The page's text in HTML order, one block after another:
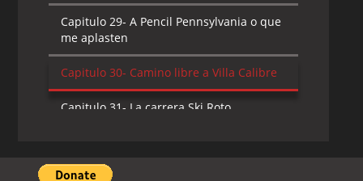
Capitulo 29- A Pencil Pennsylvania o que
me aplasten
Capitulo 30- Camino libre a Villa Calibre
Capitulo 31- La carrera Ski Roto
Capitulo 33-